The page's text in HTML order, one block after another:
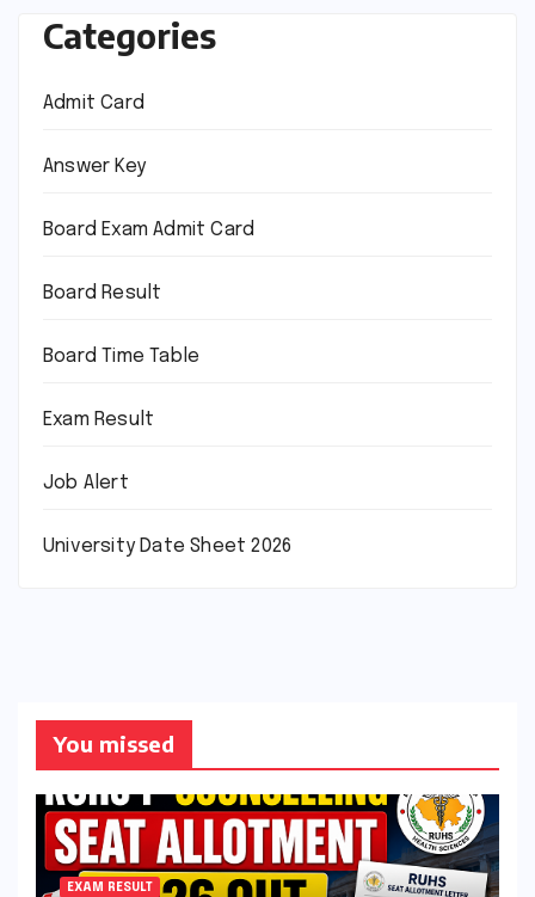
Categories
Admit Card
Answer Key
Board Exam Admit Card
Board Result
Board Time Table
Exam Result
Job Alert
University Date Sheet 2026
You missed
EXAM RESULT